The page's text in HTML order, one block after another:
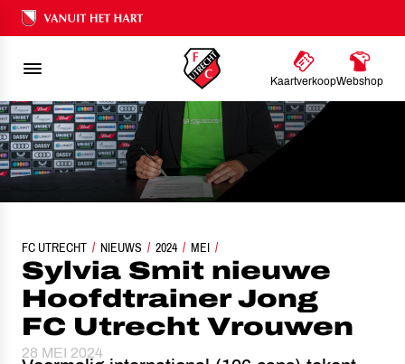
Ons nalatenschap
KaartverkoopWebshop
FC UTRECHT NIEUWS 2024 MEI
SYLVIA SMIT NIEUWE HOOFDTRAINER JONG FC UTRECHT VROUWEN
Sylvia Smit nieuwe
Hoofdtrainer Jong
FC Utrecht Vrouwen
28 MEI 2024